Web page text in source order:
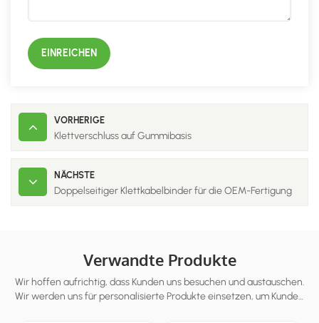
EINREICHEN
VORHERIGE
Klettverschluss auf Gummibasis
NÄCHSTE
Doppelseitiger Klettkabelbinder für die OEM-Fertigung
Verwandte Produkte
Wir hoffen aufrichtig, dass Kunden uns besuchen und austauschen.
Wir werden uns für personalisierte Produkte einsetzen, um Kunden